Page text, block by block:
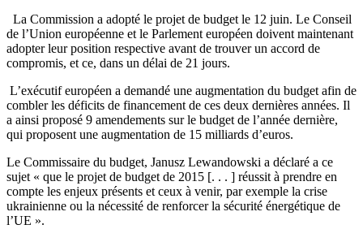
La Commission a adopté le projet de budget le 12 juin. Le Conseil
de l’Union européenne et le Parlement européen doivent maintenant
adopter leur position respective avant de trouver un accord de
compromis, et ce, dans un délai de 21 jours.
L’exécutif européen a demandé une augmentation du budget afin de
combler les déficits de financement de ces deux dernières années. Il
a ainsi proposé 9 amendements sur le budget de l’année dernière,
qui proposent une augmentation de 15 milliards d’euros.
Le Commissaire du budget, Janusz Lewandowski a déclaré a ce
sujet « que le projet de budget de 2015 [. . . ] réussit à prendre en
compte les enjeux présents et ceux à venir, par exemple la crise
ukrainienne ou la nécessité de renforcer la sécurité énergétique de
l’UE ».